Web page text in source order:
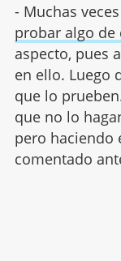
- Muchas veces
probar algo de
aspecto, pues
en ello. Luego
que lo
que no lo
pero haciendo
comentado